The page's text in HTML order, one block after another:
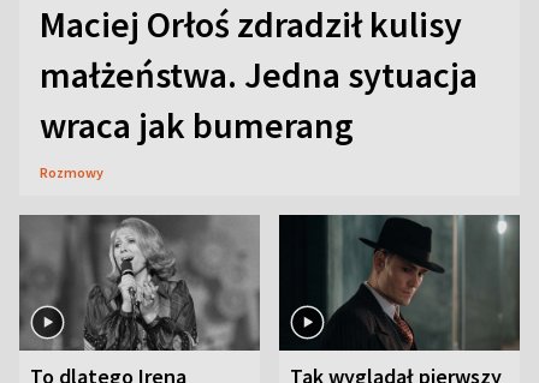
Maciej Orłoś zdradził kulisy
małżeństwa. Jedna sytuacja
wraca jak bumerang
Rozmowy
To dlatego Irena Tak wyglądał pierwszy